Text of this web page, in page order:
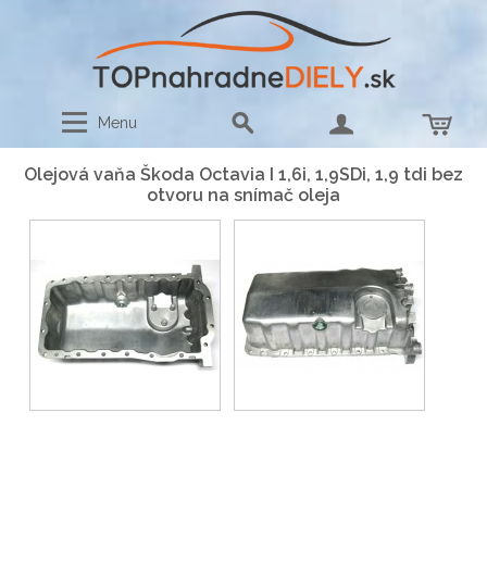
Menu
Olejová vaňa Škoda Octavia I 1,6i, 1,9SDi, 1,9 tdi bez
otvoru na snímač oleja